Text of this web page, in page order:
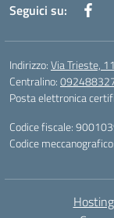
Seguici su:
Indirizzo:Via Trieste,
Centralino:
Posta elettronica
Codice fiscale:
Codice meccanografico: